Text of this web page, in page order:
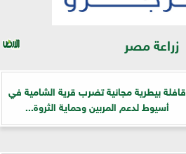
زراعة مصر
قافلة بيطرية مجانية تضرب قرية الشامية في
أسيوط لدعم المربين وحماية الثروة...